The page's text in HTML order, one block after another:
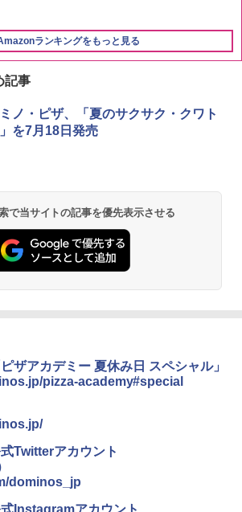
ランキングをもっと見る
記事
ミノ・ピザ、「夏のサクサク・クワト
を7月18日発売
で当サイトの記事を優先表示させる
ザアカデミー 夏休み日 スペシャル」
pizza-academy#special
Twitterアカウント
dominos_jp
Instagramアカウント